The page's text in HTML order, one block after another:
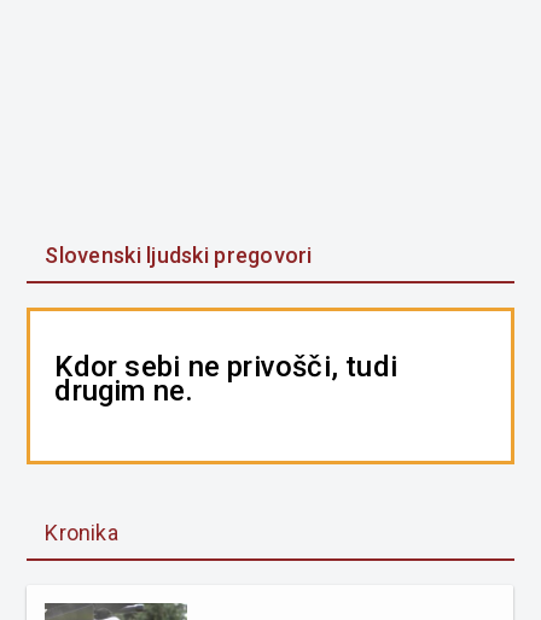
Slovenski ljudski pregovori
Kdor sebi ne privošči, tudi
drugim ne.
Kronika